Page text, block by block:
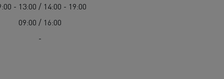
- 13:00 / 14:00 - 19:00
09:00 / 16:00
-